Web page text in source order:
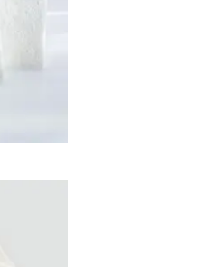
tale sammen.